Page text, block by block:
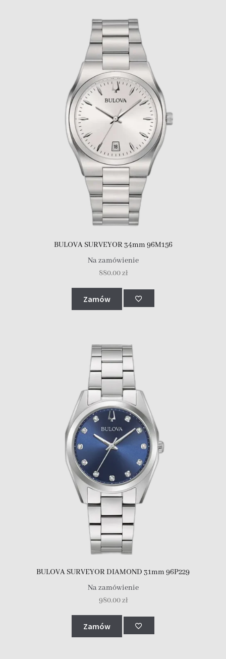
BULOVA SURVEYOR 34mm 96M156
Na zamówienie
880.00zł
Zamów
BULOVA SURVEYOR DIAMOND 31mm 96P229
Na zamówienie
980.00zł
Zamów